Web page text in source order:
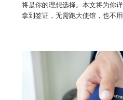
将是你的理想选择。本文将为你
拿到签证，无需跑大使馆，也不用